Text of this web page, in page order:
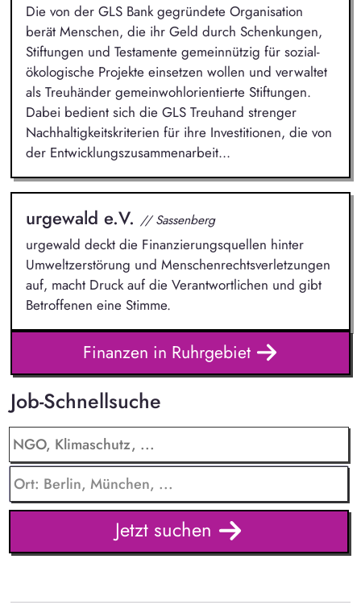
Die von der GLS Bank gegründete Organisation
berät Menschen, die ihr Geld durch Schenkungen,
Stiftungen und Testamente gemeinnützig für sozial-
ökologische Projekte einsetzen wollen und verwaltet
als Treuhänder gemeinwohlorientierte Stiftungen.
Dabei bedient sich die GLS Treuhand strenger
Nachhaltigkeitskriterien für ihre Investitionen, die von
der Entwicklungszusammenarbeit...
urgewald e.V. // Sassenberg
urgewald deckt die Finanzierungsquellen hinter
Umweltzerstörung und Menschenrechtsverletzungen
auf, macht Druck auf die Verantwortlichen und gibt
Betroffenen eine Stimme.
Finanzen in Ruhrgebiet
Job-Schnellsuche
Jetzt suchen